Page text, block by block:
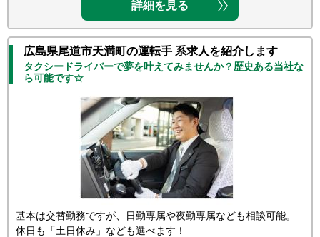
詳細を見る
広島県尾道市天満町の運転手 系求人を紹介します
タクシードライバーで夢を叶えてみませんか？歴史ある当社な
ら可能です☆
基本は交替勤務ですが、日勤専属や夜勤専属なども相談可能。
休日も「土日休み」なども選べます！